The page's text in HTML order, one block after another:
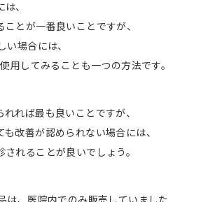
、
とが一番良いことですが、
い場合には、
用してみることも一つの方法です。
れば最も良いことですが、
改善が認められない場合には、
れることが良いでしょう。